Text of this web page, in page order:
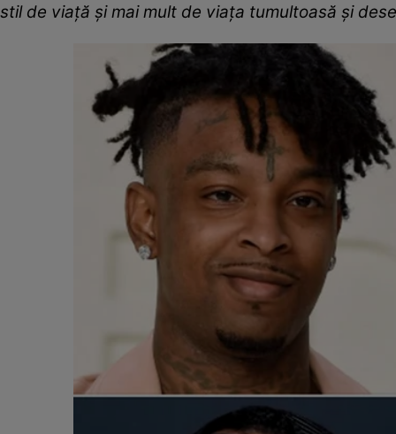
stil de viață și mai mult de viața tumultoasă și